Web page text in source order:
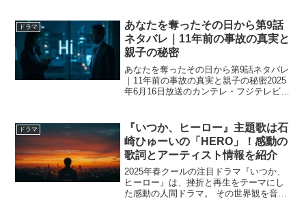
回は、蔦重が「俄（にわか）祭り」の目
玉として浄瑠璃の人気...
ドラマ
あなたを奪ったその日から第9話
ネタバレ｜11年前の事故の真実と
親子の秘密
あなたを奪ったその日から第9話ネタバレ
｜11年前の事故の真実と親子の秘密2025
年6月16日放送のカンテレ・フジテレビ系
真相が明かされ、物語はクライマックス
目前の衝...
ドラマ
『いつか、ヒーロー』主題歌は石
崎ひゅーいの「HERO」！感動の
歌詞とアーティスト情報を紹介
2025年春クールの注目ドラマ『いつか、
ヒーロー』は、挫折と再生をテーマにし
た感動の人間ドラマ。 その世界観を音楽